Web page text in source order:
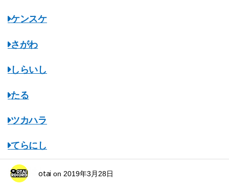
ケンスケ
さがわ
しらいし
たる
ツカハラ
てらにし
ながはし
otai on 2019年3月28日